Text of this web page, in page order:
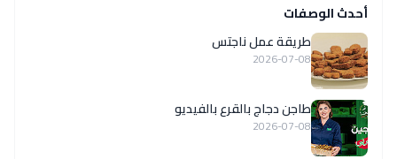
أحدث الوصفات
طريقة عمل ناجتس
2026-07-08
طاجن دجاج بالقرع بالفيديو
2026-07-08